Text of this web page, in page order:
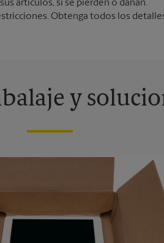
artículos, si se pierden o dañan.
Obtenga todos los
y